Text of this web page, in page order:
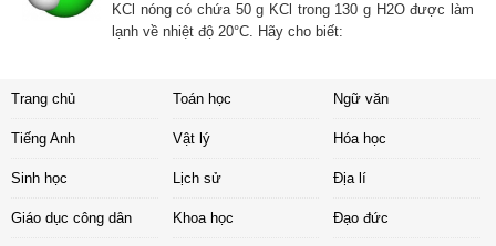
KCl nóng có chứa 50 g KCl trong 130 g H2O được làm
lạnh về nhiệt độ 20°C. Hãy cho biết:
Trang chủ Toán học Ngữ văn
Tiếng Anh Vật lý Hóa học
Sinh học Lịch sử Địa lí
Giáo dục công dân Khoa học Đạo đức